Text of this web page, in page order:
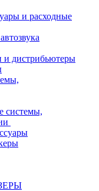
и расходные
и дистрибьютеры
системы,